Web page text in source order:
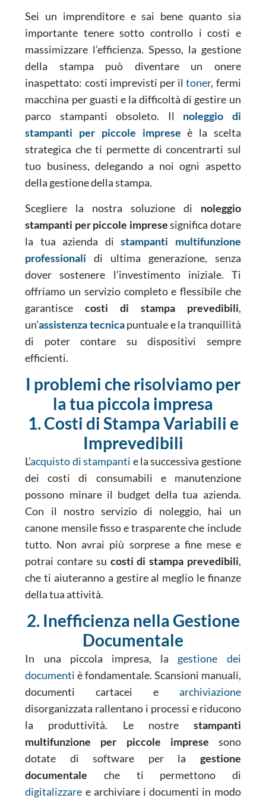
Sei un imprenditore e sai bene quanto sia
importante tenere sotto controllo i costi e
massimizzare l’efficienza. Spesso, la gestione
della stampa può diventare un onere
inaspettato: costi imprevisti per iltoner, fermi
macchina per guasti e la difficoltà di gestire un
parco stampanti obsoleto. Il noleggio di
stampanti per piccole imprese è la scelta
strategica che ti permette di concentrarti sul
tuo business, delegando a noi ogni aspetto
della gestione della stampa.
Scegliere la nostra soluzione di noleggio
stampanti per piccole impresesignifica dotare
la tua azienda distampanti multifunzione
professionali di ultima generazione, senza
dover sostenere l’investimento iniziale. Ti
offriamo un servizio completo e flessibile che
garantiscecosti di stampa prevedibili,
un’assistenza tecnicapuntuale e la tranquillità
di poter contare su dispositivi sempre
efficienti.
I problemi che risolviamo per
la tua piccola impresa
1. Costi di Stampa Variabili e
Imprevedibili
L’acquisto di stampanti e la successiva gestione
dei costi di consumabili e manutenzione
possono minare il budget della tua azienda.
Con il nostro servizio di noleggio, hai un
canone mensile fisso e trasparente che include
tutto. Non avrai più sorprese a fine mese e
potrai contare su costi di stampa prevedibili,
che ti aiuteranno a gestire al meglio le finanze
della tua attività.
2. Inefficienza nella Gestione
Documentale
In una piccola impresa, lagestione dei
documenti è fondamentale. Scansioni manuali,
documenti cartacei e archiviazione
disorganizzata rallentano i processi e riducono
la produttività. Le nostre stampanti
multifunzione per piccole imprese sono
dotate di software per la gestione
documentale che ti permettono di
digitalizzare e archiviare i documenti in modo